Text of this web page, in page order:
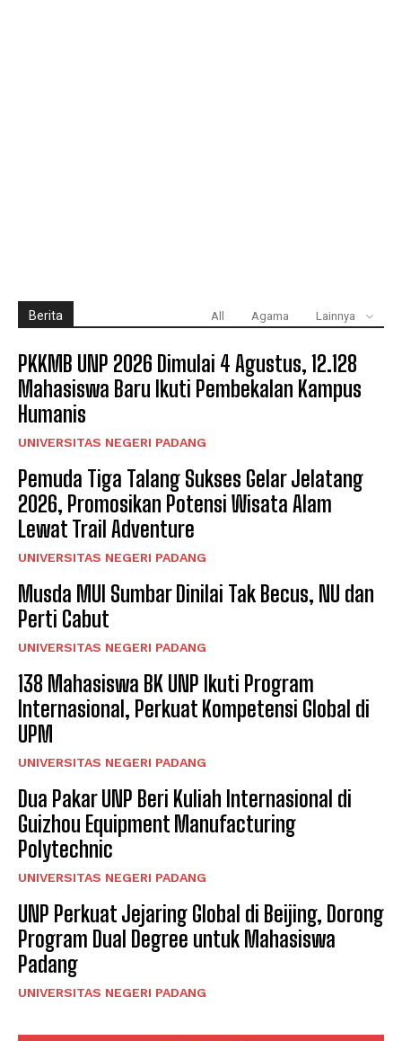
Berita All Agama Lainnya
PKKMB UNP 2026 Dimulai 4 Agustus, 12.128
Mahasiswa Baru Ikuti Pembekalan Kampus
Humanis
UNIVERSITAS NEGERI PADANG
Pemuda Tiga Talang Sukses Gelar Jelatang
2026, Promosikan Potensi Wisata Alam
Lewat Trail Adventure
UNIVERSITAS NEGERI PADANG
Musda MUI Sumbar Dinilai Tak Becus, NU dan
Perti Cabut
UNIVERSITAS NEGERI PADANG
138 Mahasiswa BK UNP Ikuti Program
Internasional, Perkuat Kompetensi Global di
UPM
UNIVERSITAS NEGERI PADANG
Dua Pakar UNP Beri Kuliah Internasional di
Guizhou Equipment Manufacturing
Polytechnic
UNIVERSITAS NEGERI PADANG
UNP Perkuat Jejaring Global di Beijing, Dorong
Program Dual Degree untuk Mahasiswa
Padang
UNIVERSITAS NEGERI PADANG